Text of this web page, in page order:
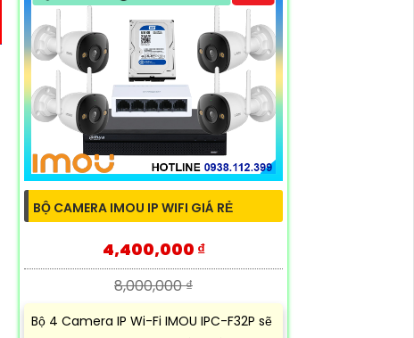
BỘ CAMERA IMOU IP WIFI GIÁ RẺ
4,400,000 ₫
8,000,000 ₫
Bộ 4 Camera IP Wi-Fi IMOU IPC-F32P sẽ